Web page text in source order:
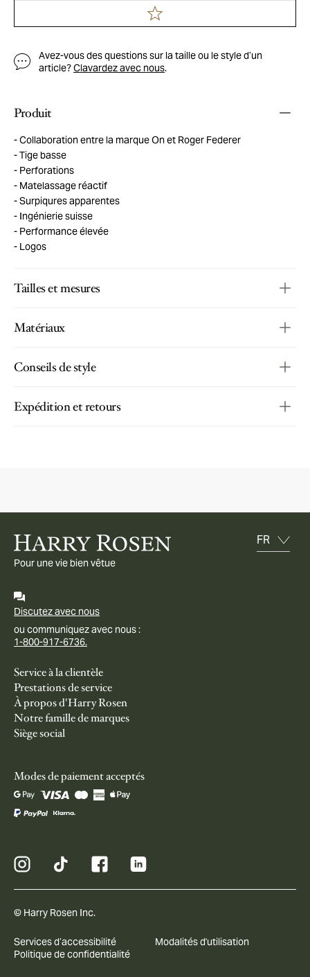
Avez-vous des questions sur la taille ou le style d’un
article?Clavardez avec nous.
Produit
Collaboration entre la marque On et Roger Federer
Tige basse
Perforations
Matelassage réactif
Surpiqures apparentes
Ingénierie suisse
Performance élevée
Logos
Tailles et mesures
Matériaux
Conseils de style
Expédition et retours
Pour une vie bien vêtue
Discutez avec nous
ou communiquez avec nous :
1-800-917-6736.
Service à la clientèle
Prestations de service
À propos d'Harry Rosen
Notre famille de marques
Siège social
Modes de paiement acceptés
© Harry Rosen Inc.
Services d’accessibilité
Modalités d'utilisation
Politique de confidentialité